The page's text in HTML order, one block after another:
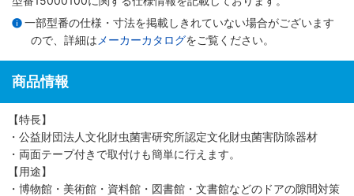
一部型番の仕様・寸法を掲載しきれていない場合がございます
ので、詳細は メーカーカタログをご覧ください。
商品情報
【特長】
・公益財団法人文化財虫菌害研究所認定文化財虫菌害防除器材
・両面テープ付きで取付けも簡単に行えます。
【用途】
・博物館・美術館・資料館・図書館・文書館などのドアの隙間対策